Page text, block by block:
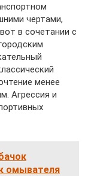
чертами,
в сочетании с
менее
Агрессия и
омывателя